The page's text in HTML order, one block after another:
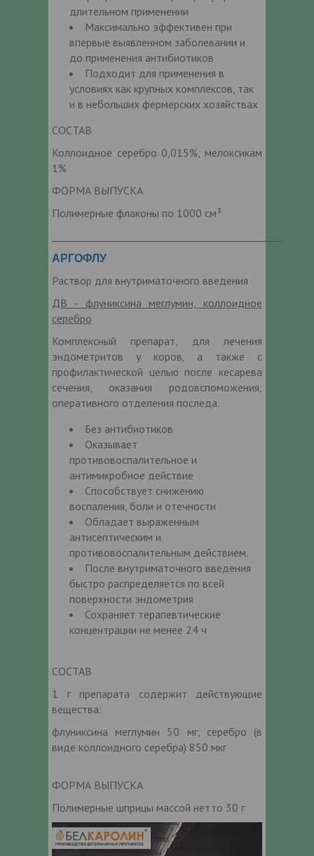
длительном применении
Максимально эффективен при
впервые выявленном заболевании и
до применения антибиотиков
Подходит для применения в
условиях как крупных комплексов, так
и в небольших фермерских хозяйствах
СОСТАВ
Коллоидное серебро 0,015%, мелоксикам
1%
ФОРМА ВЫПУСКА
Полимерные флаконы по 1000 см³
АРГОФЛУ
Раствор для внутриматочного введения
ДВ - флуниксина меглумин, коллоидное
серебро
Комплексный препарат, для лечения
эндометритов у коров, а также с
профилактической целью после кесарева
сечения, оказания родовспоможения,
оперативного отделения последа.
Без антибиотиков
Оказывает
противовоспалительное и
антимикробное действие
Способствует снижению
воспаления, боли и отечности
Обладает выраженным
антисептическим и
противовоспалительным действием.
После внутриматочного введения
быстро распределяется по всей
поверхности эндометрия
Сохраняет терапевтические
концентрации не менее 24 ч
СОСТАВ
1 г препарата содержит действующие
вещества:
флуниксина меглумин 50 мг, серебро (в
виде коллоидного серебра) 850 мкг
ФОРМА ВЫПУСКА
Полимерные шприцы массой нетто 30 г